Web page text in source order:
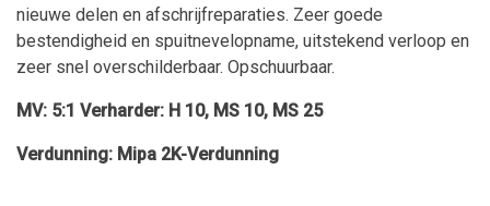
nieuwe delen en afschrijfreparaties. Zeer goede
bestendigheid en spuitnevelopname, uitstekend verloop en
zeer snel overschilderbaar. Opschuurbaar.
MV: 5:1 Verharder: H 10, MS 10, MS 25
Verdunning: Mipa 2K-Verdunning